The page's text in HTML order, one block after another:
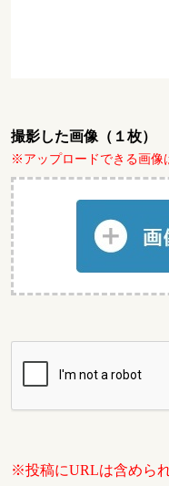
撮影した画像（１枚）
※アップロードできる画像
※投稿にURLは含められ